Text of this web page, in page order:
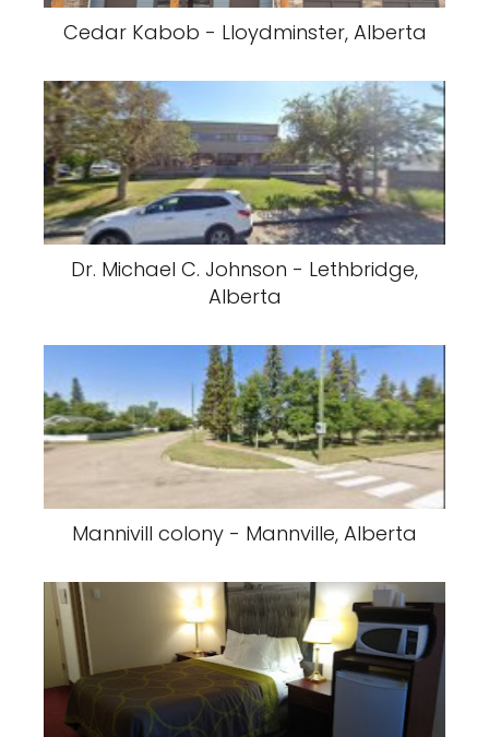
Cedar Kabob - Lloydminster, Alberta
Dr. Michael C. Johnson - Lethbridge,
Alberta
Mannivill colony - Mannville, Alberta